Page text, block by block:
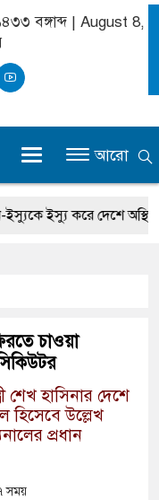
বঙ্গাব্দ | August 8,
আরো
ইস্যু করে দেশে অস্থিতিশীল
চাওয়া
শেখ হাসিনার দেশে
উল্লেখ
প্রধান
সময়